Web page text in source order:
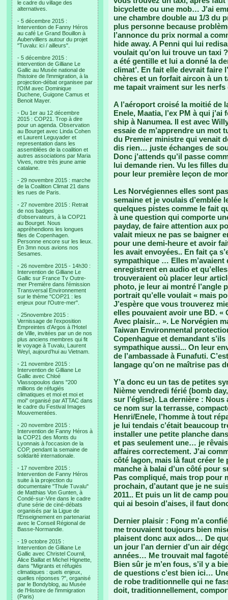
le cadre du village des
alternatives.
- 5 décembre 2015 :
Intervention de Fanny Héros
au café Le Grand Bouillon à
Aubervilliers autour du projet
"Tuvalu: ici / ailleurs".
- 5 décembre 2015 :
intervention de Gilliane Le
Gallic au Musée national de
l’histoire de l’immigration, à la
projection-débat organisee par
l’OIM avec Dominique
Duchene, Guigone Camus et
Benoit Mayer.
- Du 1er au 12 décembre
2015 : COP21. Trop à dire
pour un agenda. Observation
au Bourget avec Linda Cohen
et Laurent Leguyader et
representation dans les
assemblées de la coalition et
autres associations par Maria
Vives, notre très jeune amie
catalane.
- 29 novembre 2015 : marche
de la Coalition Climat 21 dans
les rues de Paris.
- 27 novembre 2015 : Retrait
de nos badges
d’observateurs, à la COP21
au Bourget. Nous
appréhendions les longues
files de Copenhagen.
Personne encore sur les lieux.
En 3mn nous avions nos
Sesames.
- 26 novembre 2015 - 14h30 :
Intervention de Gilliane Le
Gallic sur France Tv Outre-
mer Première dans l'émission
Transversal Environnement
sur le thème "COP21 : les
enjeux pour l'Outre-mer".
- 25novembre 2015 :
Vernissage de l’exposition
Empreintes d’Argos à l’Hotel
de Ville, invitées par un de nos
plus anciens membres qui fit
le voyage à Tuvalu, Laurent
Weyl, aujourd’hui au Vietnam.
- 21 novembre 2015 :
Intervention de Gilliane Le
Gallic avec Chloé
Vlassopoulos dans "200
millions de réfugiés
climatiques et moi et moi et
moi" organisé par ATTAC dans
le cadre du Festival Images
Mouvementées.
- 20 novembre 2015 :
Intervention de Fanny Héros à
la COP21 des Monts du
Lyonnais à l'occasion de la
COP, pendant la semaine de
solidarité internationale.
- 17 novembre 2015 :
Intervention de Fanny Héros
suite à la projection du
documentaire "Thule Tuvalu"
de Matthias Von Gunten, à
Condé-sur-Vire dans le cadre
d'une série de ciné-débats
organisés par la Ligue de
l'Enseignement en partenariat
avec le Conseil Régional de
Basse-Normandie.
- 19 octobre 2015 :
Intervention de Gilliane Le
Gallic avec Christel Cournil,
Alice Baillat et Michel Hignette,
dans "Migrants et réfugiés
climatiques : quels enjeux,
quelles réponses ?", organisé
par le Bondyblog, au Musée
de l'Histoire de l'immigration
(Paris)
bicyclette ou une mob… J’ai
une chambre double au 1/3 du
plus personne because
l’annonce du prix normal a
hide away. A Penni qui lui
voulait qu’on lui trouve un taxi
a été gentille et lui a donné la
climat’. En fait elle devrait faire
chères et un forfait aircon à un
me tapait vraiment sur les nerfs
A l’aéroport croisé la moitié de
Enele, Maatia, l’ex PM à qui
ship à Nanumea. Il est avec
essaie de m’apprendre un mot
du Premier ministre qui venait
dis rien… juste échanges de
Donc j’attends qu’il passe
lui demande rien. Vu les filles
pour leur première leçon de
Les Norvégiennes elles sont
semaine et je voulais
quelques pistes comme le fait
à une question qui comporte
payday, de faire attention aux
valait mieux ne pas se baigner
pour une demi-heure et avoir
les avait envoyées.. En fait ça
sympathique … Elles m’avaient
enregistrent en audio et
trouveraient où placer leur
photo, je leur ai montré l’angle
portrait qu’elle voulait « mais
J’espère que vous trouverez
elles pouvaient avoir une BD. «
Avec plaisir... ». Le Norvégien
Taiwan Environmental
Copenhague et demandant
sympathique aussi... On leur
de l’ambassade à Funafuti.
langage qu’on ne maîtrise pas
Y’a donc eu un tas de petites
Nième vendredi férié (bomb
sur l’église). La dernière :
ce nom sur la terrasse,
Henri/Enele, l’homme à tout
je lui tendais c’était beaucoup
installer une petite planche
et pas seulement une… je
affaires correctement. J’ai
côté lagon, mais là faut créer le
manche à balai d’un côté pour
Pas compliqué, mais trop pour
prochain, d’autant que je ne
2011.. Et puis un lit de camp
qui ai besoin d’aises, il faut
Dernier plaisir : Fong m’a
me trouvaient toujours bien
plaisent donc aux ados… De
un jour l’an dernier d’un air
années… Me trouvait mal
Bien sûr je m’en fous, s’il y a
de questions c’est bien ici…
de robe traditionnelle qui ne
doit, traditionnellement,